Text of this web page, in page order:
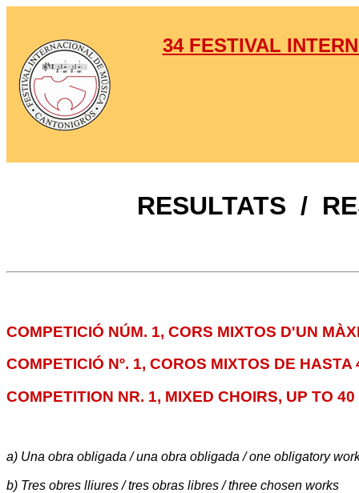
34 FESTIVAL
RESULTATS /
COMPETICIÓ NÚM. 1, CORS MIXTOS D'UN
COMPETICIÓ Nº. 1, COROS MIXTOS DE HASTA
COMPETITION NR. 1, MIXED CHOIRS, UP TO
a) Una obra obligada / una obra obligada / one obligatory
b) Tres obres lliures / tres obras libres / three chosen works